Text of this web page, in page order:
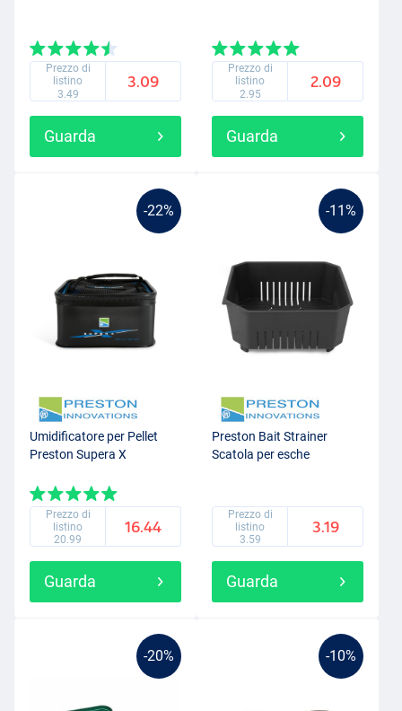
Prezzo di
listino
3.49
3.09
Guarda
Prezzo di
listino
2.95
2.09
Guarda
-22%
Umidificatore per Pellet
Preston Supera X
Prezzo di
listino
20.99
16.44
Guarda
-11%
Preston Bait Strainer
Scatola per esche
Prezzo di
listino
3.59
3.19
Guarda
-20% -10%